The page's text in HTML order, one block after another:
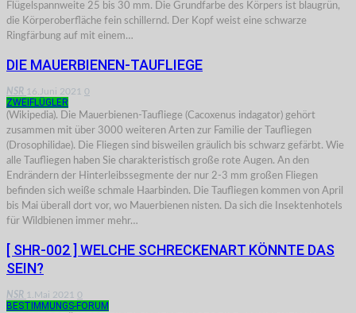
Flügelspannweite 25 bis 30 mm. Die Grundfarbe des Körpers ist blaugrün,
die Körperoberfläche fein schillernd. Der Kopf weist eine schwarze
Ringfärbung auf mit einem…
DIE MAUERBIENEN-TAUFLIEGE
NSR 16.Juni 2021 0
ZWEIFLÜGLER
(Wikipedia). Die Mauerbienen-Taufliege (Cacoxenus indagator) gehört
zusammen mit über 3000 weiteren Arten zur Familie der Taufliegen
(Drosophilidae). Die Fliegen sind bisweilen gräulich bis schwarz gefärbt. Wie
alle Taufliegen haben Sie charakteristisch große rote Augen. An den
Endrändern der Hinterleibssegmente der nur 2-3 mm großen Fliegen
befinden sich weiße schmale Haarbinden. Die Taufliegen kommen von April
bis Mai überall dort vor, wo Mauerbienen nisten. Da sich die Insektenhotels
für Wildbienen immer mehr…
[ SHR-002 ] WELCHE SCHRECKENART KÖNNTE DAS
SEIN?
NSR 1.Mai 2021 0
BESTIMMUNGS-FORUM